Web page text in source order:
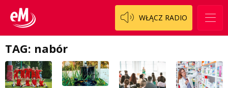
WŁĄCZ RADIO
TAG: nabór